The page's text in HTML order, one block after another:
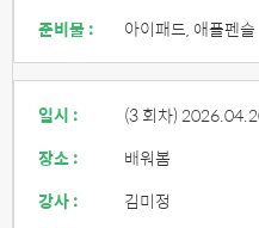
준비물 :
아이패드, 애플펜슬
일시 : (3 회차)
장소 :
배워봄
강사 :
김미정